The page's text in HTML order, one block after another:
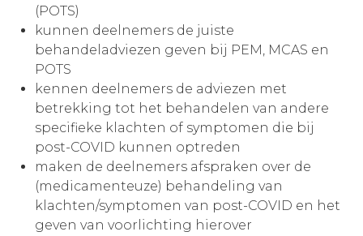
(POTS)
kunnen deelnemers de juiste
behandeladviezen geven bij PEM, MCAS en
POTS
kennen deelnemers de adviezen met
betrekking tot het behandelen van andere
specifieke klachten of symptomen die bij
post-COVID kunnen optreden
maken de deelnemers afspraken over de
(medicamenteuze) behandeling van
klachten/symptomen van post-COVID en het
geven van voorlichting hierover